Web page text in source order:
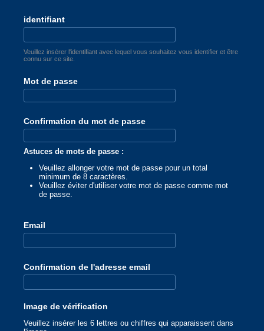
identifiant
Veuillez insérer l'identifiant avec lequel vous souhaitez vous identifier et être
connu sur ce site.
Mot de passe
Confirmation du mot de passe
Astuces de mots de passe :
Veuillez allonger votre mot de passe pour un total
minimum de 8 caractères.
Veuillez éviter d'utiliser votre mot de passe comme mot
de passe.
Email
Confirmation de l'adresse email
Image de vérification
Veuillez insérer les 6 lettres ou chiffres qui apparaissent dans